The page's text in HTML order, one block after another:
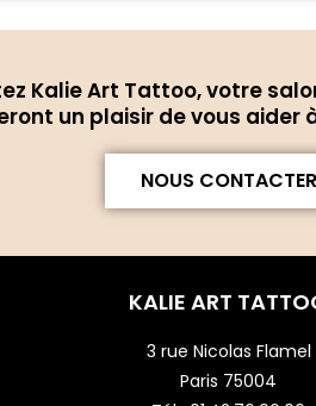
Kalie Art Tattoo, votre
un plaisir de vous
NOUS CONTACTER
KALIE ART
3 rue Nicolas Flamel
Paris 75004